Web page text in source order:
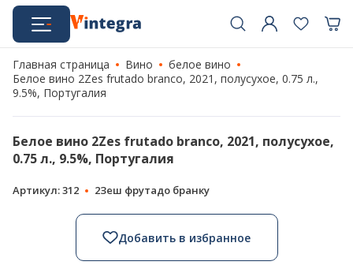
Главная страница Вино
белое вино
Белое вино 2Zes frutado branco, 2021, полусухое, 0.75 л.,
9.5%, Португалия
Белое вино 2Zes frutado branco, 2021, полусухое,
0.75 л., 9.5%, Португалия
Артикул: 312 2Зеш фрутадо бранку
Добавить в избранное